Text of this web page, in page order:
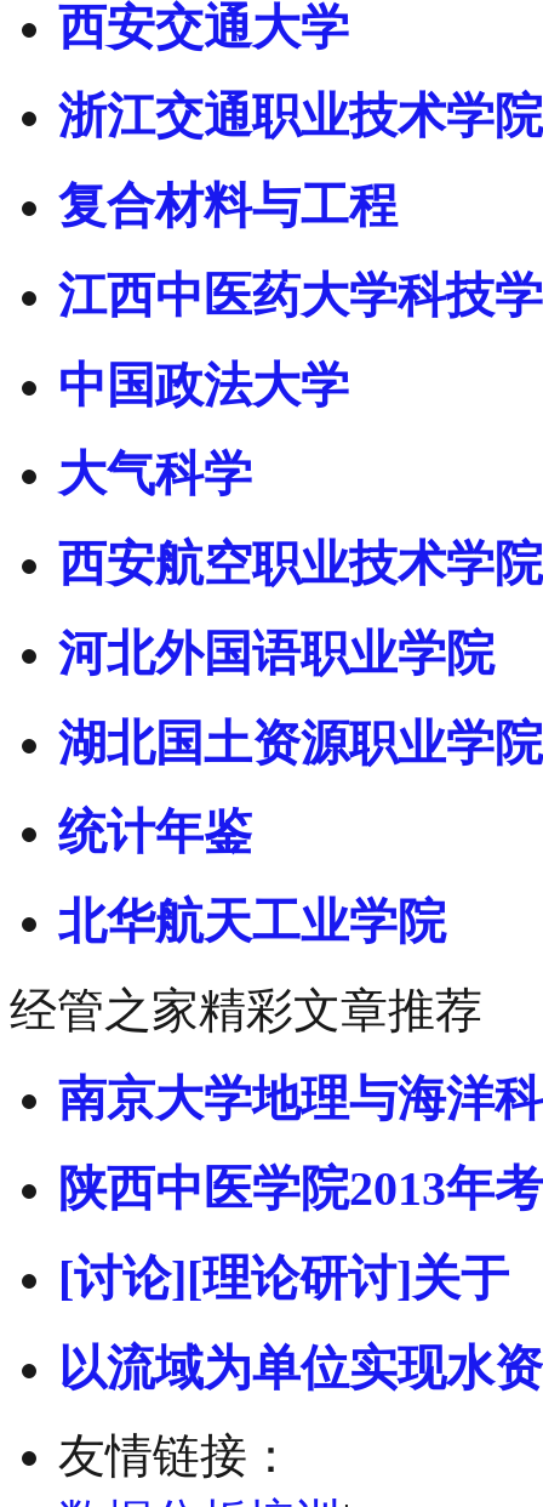
西安交通大学
浙江交通职业技术学院
复合材料与工程
江西中医药大学科技
中国政法大学
大气科学
西安航空职业技术学院
河北外国语职业学院
湖北国土资源职业学院
统计年鉴
北华航天工业学院
经管之家精彩文章推荐
南京大学地理与海洋
陕西中医学院2013年考
[讨论][理论研讨]关于
以流域为单位实现水
友情链接：